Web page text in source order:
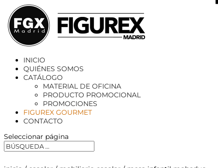
INICIO
QUIÉNES SOMOS
CATÁLOGO
MATERIAL DE OFICINA
PRODUCTO PROMOCIONAL
PROMOCIONES
FIGUREX GOURMET
CONTACTO
Seleccionar página